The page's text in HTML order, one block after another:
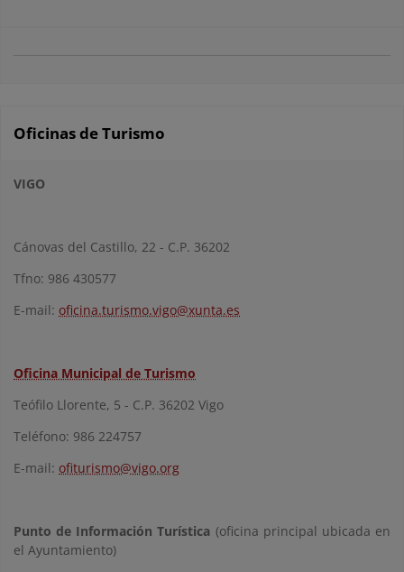
Oficinas de Turismo
VIGO
Cánovas del Castillo, 22 - C.P. 36202
Tfno: 986 430577
E-mail: oficina.turismo.vigo@xunta.es
Oficina Municipal de Turismo
Teófilo Llorente, 5 - C.P. 36202 Vigo
Teléfono: 986 224757
E-mail: ofiturismo@vigo.org
Punto de Información Turística (oficina principal ubicada en
el Ayuntamiento)